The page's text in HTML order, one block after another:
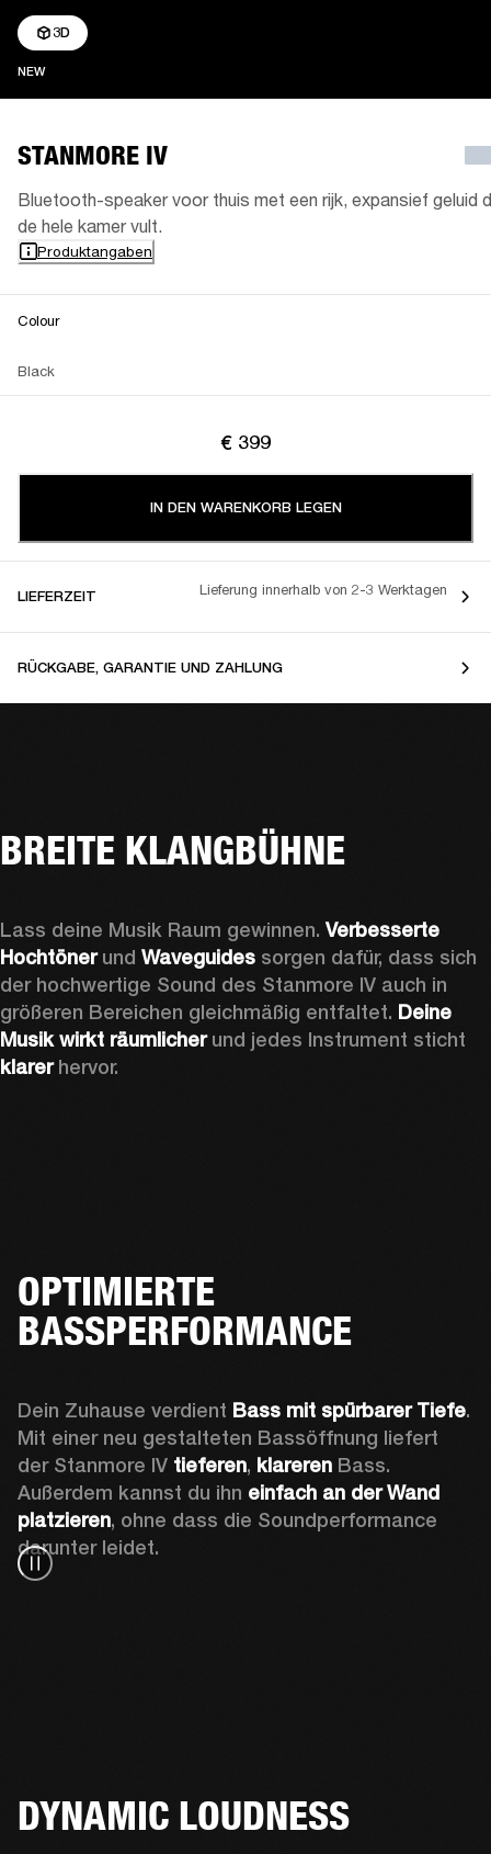
NEWNEW
3D
STANMORE IV
Bluetooth-speaker voor thuis met een rijk, expansief geluid
de hele kamer vult.
Produktangaben
Colour
Black
€ 399
IN DEN WARENKORB LEGEN
LIEFERZEIT Lieferung innerhalb von 2-3 Werktagen
RÜCKGABE, GARANTIE UND ZAHLUNG
BREITE KLANGBÜHNE
Lass deine Musik Raum gewinnen. Verbesserte
Hochtöner und Waveguides sorgen dafür, dass sich
der hochwertige Sound des Stanmore IV auch in
größeren Bereichen gleichmäßig entfaltet. Deine
Musik wirkt räumlicher
klarer hervor.
OPTIMIERTE
BASSPERFORMANCE
Dein Zuhause verdient Bass mit spürbarer Tiefe.
Mit einer neu gestalteten Bassöffnung liefert
der Stanmore IV tieferen, klareren Bass.
Außerdem kannst du ihn einfach an der Wand
platzieren, ohne dass die Soundperformance
darunter leidet.
DYNAMIC LOUDNESS